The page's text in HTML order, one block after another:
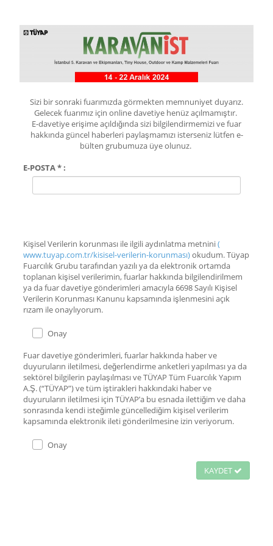
Sizi bir sonraki fuarımızda görmekten memnuniyet duyarız.
Gelecek fuarımız için online davetiye henüz açılmamıştır.
E-davetiye erişime açıldığında sizi bilgilendirmemizi ve fuar
hakkında güncel haberleri paylaşmamızı isterseniz lütfen e-
bülten grubumuza üye olunuz.
E-POSTA * :
Kişisel Verilerin korunması ile ilgili aydınlatma metnini(
www.tuyap.com.tr/kisisel-verilerin-korunması)okudum. Tüyap
Fuarcılık Grubu tarafından yazılı ya da elektronik ortamda
toplanan kişisel verilerimin, fuarlar hakkında bilgilendirilmem
ya da fuar davetiye gönderimleri amacıyla 6698 Sayılı Kişisel
Verilerin Korunması Kanunu kapsamında işlenmesini açık
rızam ile onaylıyorum.
Onay
Fuar davetiye gönderimleri, fuarlar hakkında haber ve
duyuruların iletilmesi, değerlendirme anketleri yapılması ya da
sektörel bilgilerin paylaşılması ve TÜYAP Tüm Fuarcılık Yapım
A.Ş. (“TÜYAP”) ve tüm iştirakleri hakkındaki haber ve
duyuruların iletilmesi için TÜYAP’a bu esnada ilettiğim ve daha
sonrasında kendi isteğimle güncellediğim kişisel verilerim
kapsamında elektronik ileti gönderilmesine izin veriyorum.
Onay
KAYDET